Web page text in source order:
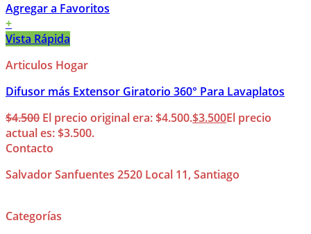
Agregar a Favoritos
+
Vista Rápida
Articulos Hogar
Difusor más Extensor Giratorio 360° Para Lavaplatos
$4.500 El precio original era: $4.500.$3.500El precio
actual es: $3.500.
Contacto
Salvador Sanfuentes 2520 Local 11, Santiago
Categorías